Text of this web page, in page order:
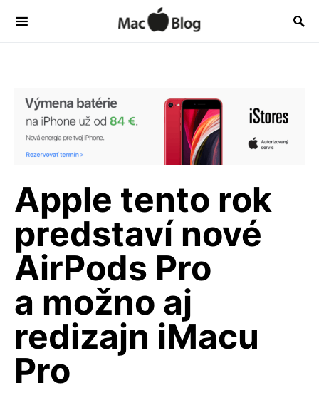
Apple tento rok
predstaví nové
AirPods Pro
a možno aj
redizajn iMacu
Pro